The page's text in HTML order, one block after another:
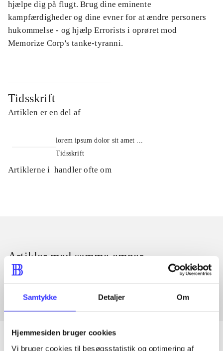
Samtykke Detaljer Om
Hjemmesiden bruger cookies
Vi bruger cookies til besøgsstatistik og optimering af
hjælpe dig på flugt. Brug dine eminente
kampfærdigheder og dine evner for at ændre personers
hukommelse - og hjælp Errorists i oprøret mod
Memorize Corp's tanke-tyranni.
Tidsskrift
Artiklen er en del af
lorem ipsum dolor sit amet ...
Tidsskrift
Artiklerne i handler ofte om
Artikler med samme emner
Fra